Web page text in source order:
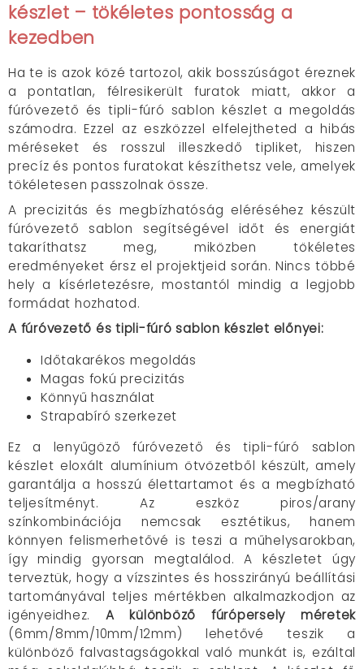
készlet – tökéletes pontosság a
kezedben
Ha te is azok közé tartozol, akik bosszúságot éreznek
a pontatlan, félresikerült furatok miatt, akkor a
fúróvezető és tipli-fúró sablon készlet a megoldás
számodra. Ezzel az eszközzel elfelejtheted a hibás
méréseket és rosszul illeszkedő tipliket, hiszen
precíz és pontos furatokat készíthetsz vele, amelyek
tökéletesen passzolnak össze.
A precizitás és megbízhatóság eléréséhez készült
fúróvezető sablon segítségével időt és energiát
takaríthatsz meg, miközben tökéletes
eredményeket érsz el projektjeid során. Nincs többé
hely a kísérletezésre, mostantól mindig a legjobb
formádat hozhatod.
A fúróvezető és tipli-fúró sablon készlet előnyei:
Időtakarékos megoldás
Magas fokú precizitás
Könnyű használat
Strapabíró szerkezet
Ez a lenyűgöző fúróvezető és tipli-fúró sablon
készlet eloxált alumínium ötvözetből készült, amely
garantálja a hosszú élettartamot és a megbízható
teljesítményt. Az eszköz piros/arany
színkombinációja nemcsak esztétikus, hanem
könnyen felismerhetővé is teszi a műhelysarokban,
így mindig gyorsan megtalálod. A készletet úgy
terveztük, hogy a vízszintes és hosszirányú beállítási
tartományával teljes mértékben alkalmazkodjon az
igényeidhez. A különböző fúrópersely méretek
(6mm/8mm/10mm/12mm) lehetővé teszik a
különböző falvastagságokkal való munkát is, ezáltal